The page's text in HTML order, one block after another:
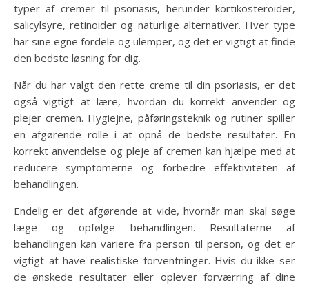
typer af cremer til psoriasis, herunder kortikosteroider,
salicylsyre, retinoider og naturlige alternativer. Hver type
har sine egne fordele og ulemper, og det er vigtigt at finde
den bedste løsning for dig.
Når du har valgt den rette creme til din psoriasis, er det
også vigtigt at lære, hvordan du korrekt anvender og
plejer cremen. Hygiejne, påføringsteknik og rutiner spiller
en afgørende rolle i at opnå de bedste resultater. En
korrekt anvendelse og pleje af cremen kan hjælpe med at
reducere symptomerne og forbedre effektiviteten af
behandlingen.
Endelig er det afgørende at vide, hvornår man skal søge
læge og opfølge behandlingen. Resultaterne af
behandlingen kan variere fra person til person, og det er
vigtigt at have realistiske forventninger. Hvis du ikke ser
de ønskede resultater eller oplever forværring af dine